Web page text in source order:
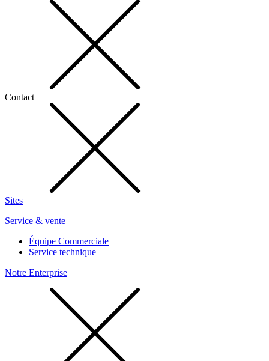
Contact
Sites
Service & vente
Équipe Commerciale
Service technique
Notre Enterprise